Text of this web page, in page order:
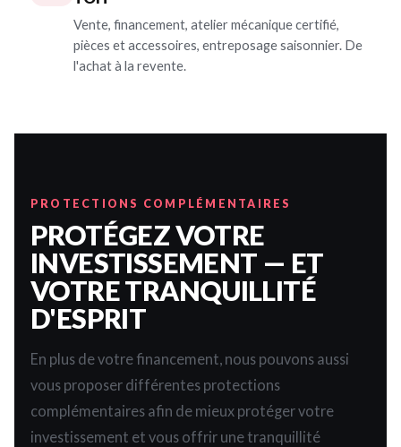
Vente, financement, atelier mécanique certifié,
pièces et accessoires, entreposage saisonnier. De
l'achat à la revente.
PROTECTIONS COMPLÉMENTAIRES
PROTÉGEZ VOTRE
INVESTISSEMENT — ET
VOTRE TRANQUILLITÉ
D'ESPRIT
En plus de votre financement, nous pouvons aussi
vous proposer différentes protections
complémentaires afin de mieux protéger votre
investissement et vous offrir une tranquillité